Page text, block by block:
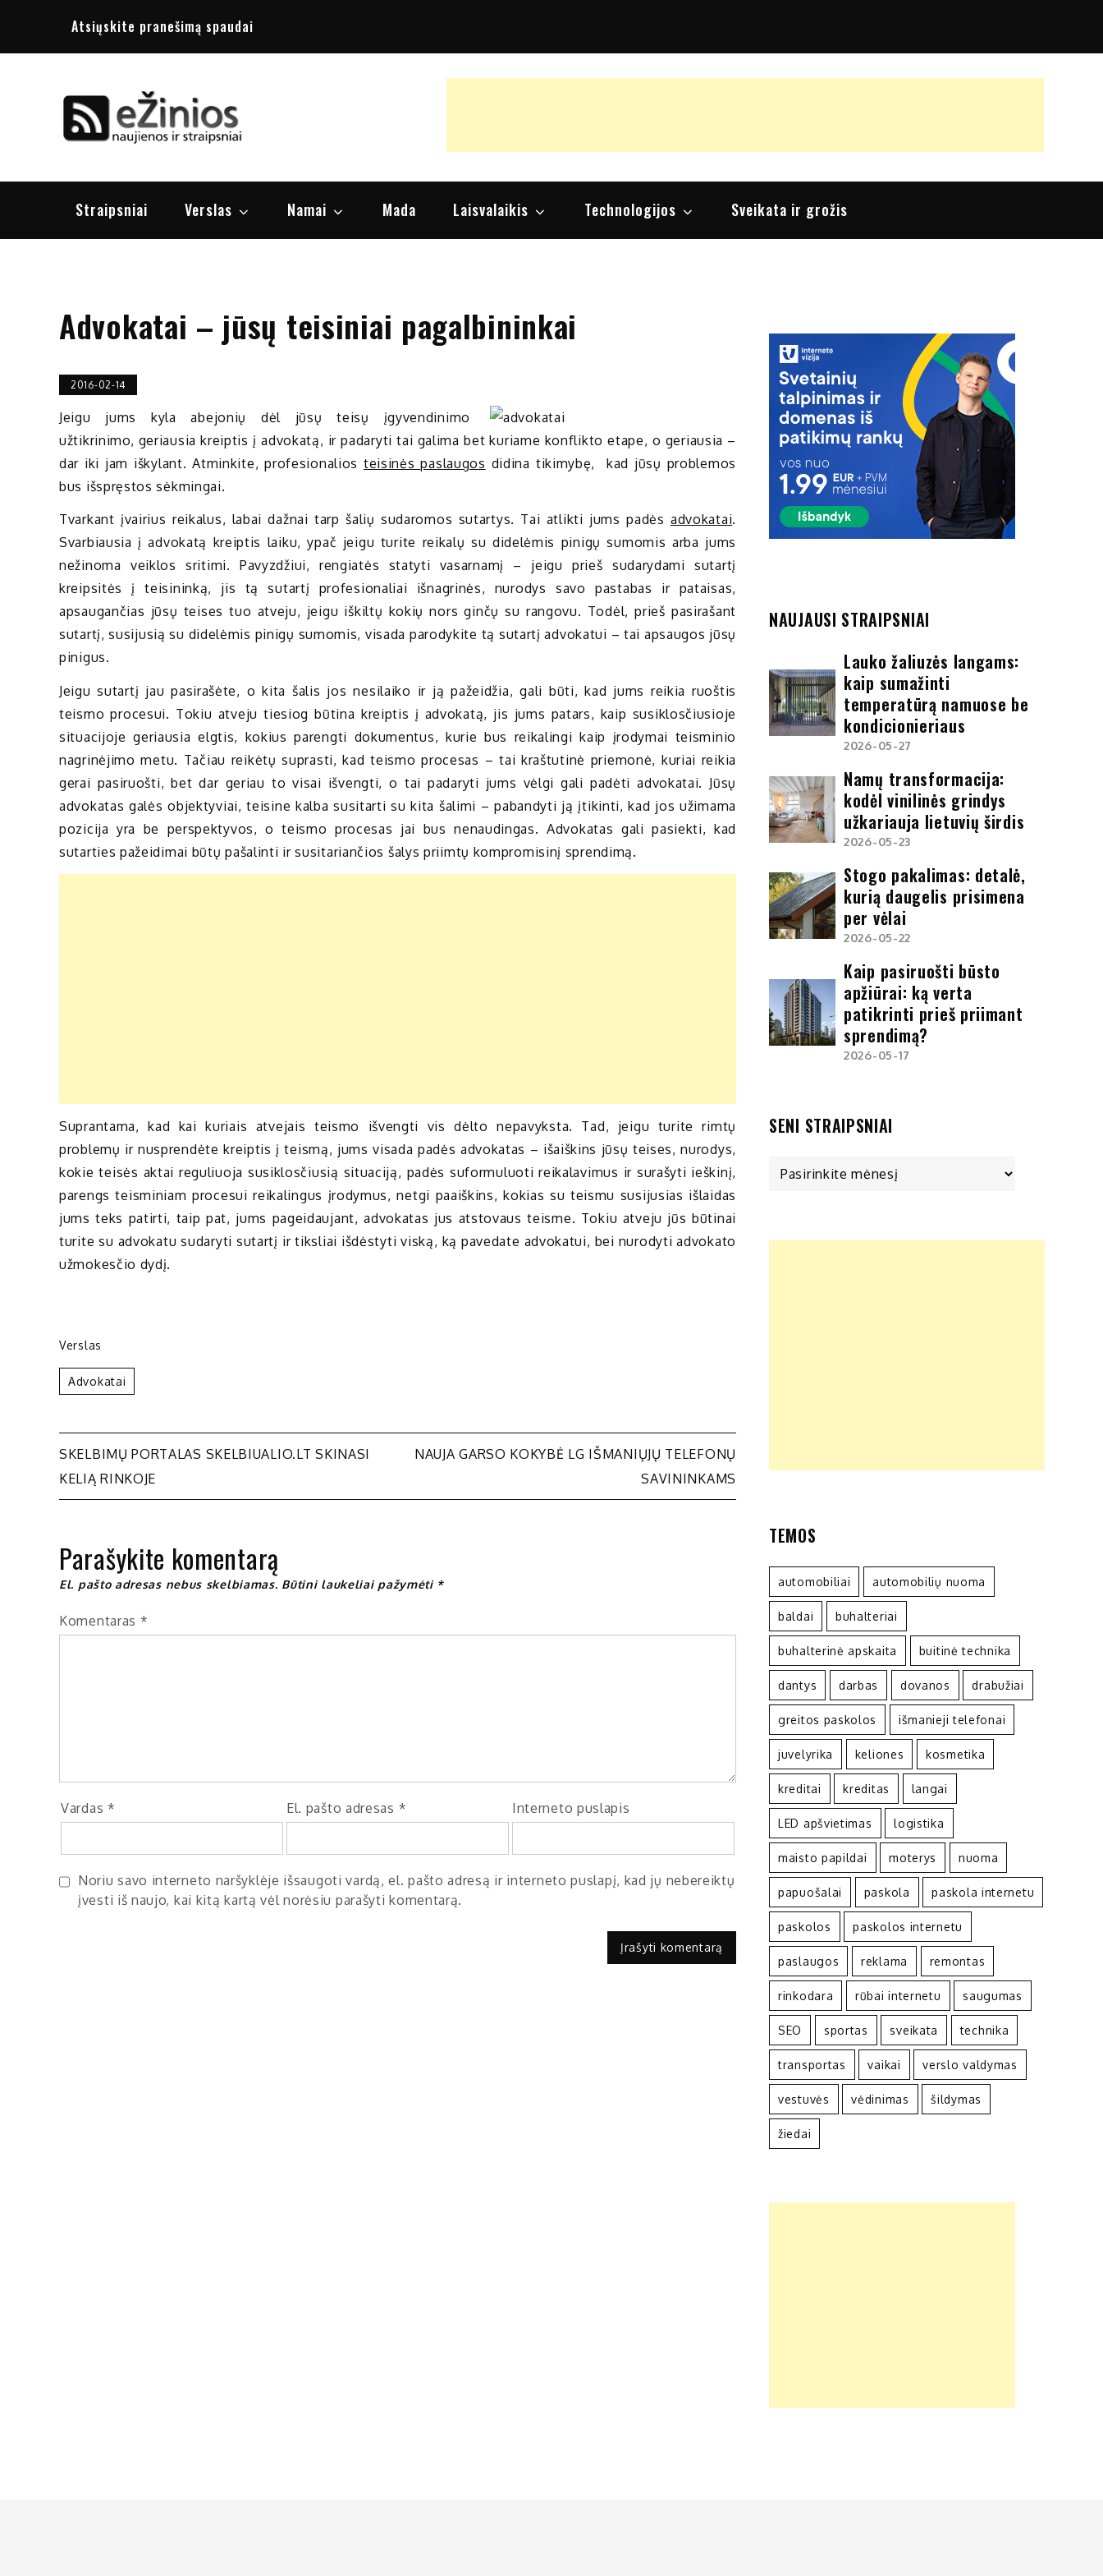
Atsiųskite pranešimą spaudai
Straipsniai Verslas Namai Mada Laisvalaikis Technologijos Sveikata ir grožis
Advokatai – jūsų teisiniai pagalbininkai
2016-02-14
Jeigu jums kyla abejonių dėl jūsų teisų įgyvendinimo
užtikrinimo, geriausia kreiptis į advokatą, ir padaryti tai galima bet kuriame konflikto etape, o geriausia –
dar iki jam iškylant. Atminkite, profesionalios teisinės paslaugos didina tikimybę, kad jūsų problemos
bus išspręstos sėkmingai.
Tvarkant įvairius reikalus, labai dažnai tarp šalių sudaromos sutartys. Tai atlikti jums padės advokatai.
Svarbiausia į advokatą kreiptis laiku, ypač jeigu turite reikalų su didelėmis pinigų sumomis arba jums
nežinoma veiklos sritimi. Pavyzdžiui, rengiatės statyti vasarnamį – jeigu prieš sudarydami sutartį
kreipsitės į teisininką, jis tą sutartį profesionaliai išnagrinės, nurodys savo pastabas ir pataisas,
apsaugančias jūsų teises tuo atveju, jeigu iškiltų kokių nors ginčų su rangovu. Todėl, prieš pasirašant
sutartį, susijusią su didelėmis pinigų sumomis, visada parodykite tą sutartį advokatui – tai apsaugos jūsų
pinigus.
Jeigu sutartį jau pasirašėte, o kita šalis jos nesilaiko ir ją pažeidžia, gali būti, kad jums reikia ruoštis
teismo procesui. Tokiu atveju tiesiog būtina kreiptis į advokatą, jis jums patars, kaip susiklosčiusioje
situacijoje geriausia elgtis, kokius parengti dokumentus, kurie bus reikalingi kaip įrodymai teisminio
nagrinėjimo metu. Tačiau reikėtų suprasti, kad teismo procesas – tai kraštutinė priemonė, kuriai reikia
gerai pasiruošti, bet dar geriau to visai išvengti, o tai padaryti jums vėlgi gali padėti advokatai. Jūsų
advokatas galės objektyviai, teisine kalba susitarti su kita šalimi – pabandyti ją įtikinti, kad jos užimama
pozicija yra be perspektyvos, o teismo procesas jai bus nenaudingas. Advokatas gali pasiekti, kad
sutarties pažeidimai būtų pašalinti ir susitariančios šalys priimtų kompromisinį sprendimą.
Suprantama, kad kai kuriais atvejais teismo išvengti vis dėlto nepavyksta. Tad, jeigu turite rimtų
problemų ir nusprendėte kreiptis į teismą, jums visada padės advokatas – išaiškins jūsų teises, nurodys,
kokie teisės aktai reguliuoja susiklosčiusią situaciją, padės suformuluoti reikalavimus ir surašyti ieškinį,
parengs teisminiam procesui reikalingus įrodymus, netgi paaiškins, kokias su teismu susijusias išlaidas
jums teks patirti, taip pat, jums pageidaujant, advokatas jus atstovaus teisme. Tokiu atveju jūs būtinai
turite su advokatu sudaryti sutartį ir tiksliai išdėstyti viską, ką pavedate advokatui, bei nurodyti advokato
užmokesčio dydį.
Verslas
Advokatai
Navigacija
tarp
įrašų
SKELBIMŲ PORTALAS SKELBIUALIO.LT SKINASI
KELIĄ RINKOJE
NAUJA GARSO KOKYBĖ LG IŠMANIŲJŲ TELEFONŲ
SAVININKAMS
Parašykite komentarą
El. pašto adresas nebus skelbiamas. Būtini laukeliai pažymėti *
Komentaras *
Vardas * El. pašto adresas * Interneto puslapis
Noriu savo interneto naršyklėje išsaugoti vardą, el. pašto adresą ir interneto puslapį, kad jų nebereiktų
įvesti iš naujo, kai kitą kartą vėl norėsiu parašyti komentarą.
NAUJAUSI STRAIPSNIAI
Lauko žaliuzės langams:
kaip sumažinti
temperatūrą namuose be
kondicionieriaus
2026-05-27
Namų transformacija:
kodėl vinilinės grindys
užkariauja lietuvių širdis
2026-05-23
Stogo pakalimas: detalė,
kurią daugelis prisimena
per vėlai
2026-05-22
Kaip pasiruošti būsto
apžiūrai: ką verta
patikrinti prieš priimant
sprendimą?
2026-05-17
SENI STRAIPSNIAI
TEMOS
automobiliai automobilių nuoma
baldai buhalteriai
buhalterinė apskaita buitinė technika
dantys darbas dovanos drabužiai
greitos paskolos išmanieji telefonai
juvelyrika keliones kosmetika
kreditai kreditas langai
LED apšvietimas logistika
maisto papildai moterys nuoma
papuošalai paskola paskola internetu
paskolos paskolos internetu
paslaugos reklama remontas
rinkodara rūbai internetu saugumas
SEO sportas sveikata technika
transportas vaikai verslo valdymas
vestuvės vėdinimas šildymas
žiedai